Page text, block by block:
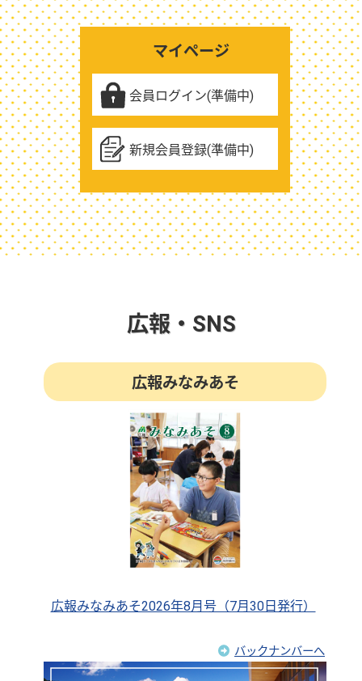
マイページ
会員ログイン(準備中)
新規会員登録(準備中)
広報・SNS
広報みなみあそ
広報みなみあそ2026年8月号（7月30日発行）
バックナンバーへ